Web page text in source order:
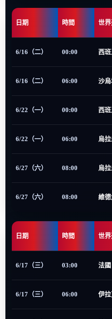
日期 時間 世
6/16（二） 00:00 西班
6/16（二） 06:00 沙
6/22（一） 00:00 西
6/22（一） 06:00 烏
6/27（六） 08:00 烏
6/27（六） 08:00 維
日期 時間 世
6/17（三） 03:00 法
6/17（三） 06:00 伊